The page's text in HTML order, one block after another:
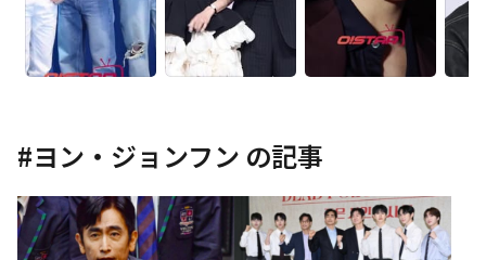
#ヨン・ジョンフン の記事